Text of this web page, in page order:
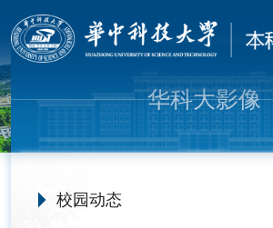
华科大影像
校园动态